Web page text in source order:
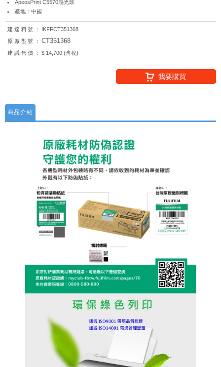
ApeosPrint C5570感光鼓
產地：中國
建達料號：
IKFFCT351368
原廠型號：
CT351368
建議售價： $ 14,700 (含稅)
我要購買
商品介紹